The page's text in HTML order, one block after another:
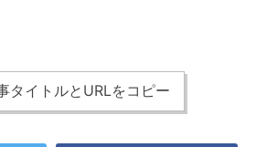
タイトルとURLをコピー